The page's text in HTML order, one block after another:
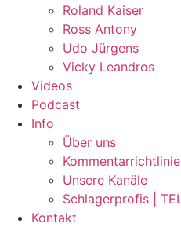
Roland Kaiser
Ross Antony
Udo Jürgens
Vicky Leandros
Videos
Podcast
Info
Über uns
Unsere Kanäle
Schlagerprofis |
Kontakt